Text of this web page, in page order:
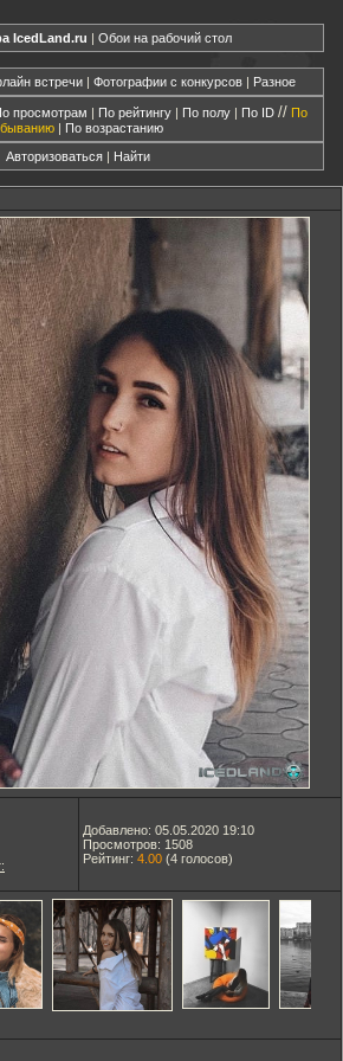
IcedLand.ru | Обои на рабочий стол
встречи| Фотографии с конкурсов| Разное
просмотрам | По рейтингу| По полу| По ID // По
| По возрастанию
Авторизоваться | Найти
Добавлено: 05.05.2020 19:10
Просмотров: 1508
Рейтинг: 4.00 (4 голосов)